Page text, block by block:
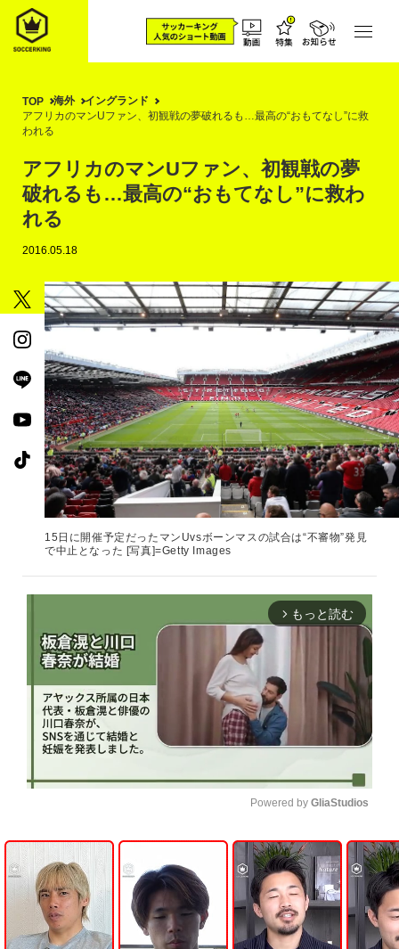
TOP 海外
イングランド
アフリカのマンUファン、初観戦の夢破れるも…最高の“おもてなし”に救
われる
アフリカのマンUファン、初観戦の夢
破れるも…最高の“おもてなし”に救わ
れる
2016.05.18
15日に開催予定だったマンUvsボーンマスの試合は“不審物”発見
で中止となった [写真]=Getty Images
arrow_forward_ios もっと読む
U
n
m
u
t
e
Powered by GliaStudios